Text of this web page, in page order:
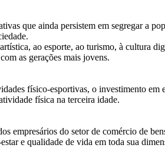
que ainda persistem em segregar a
ao esporte, ao turismo, à cultura
as gerações mais jovens.
físico-esportivas, o investimento em
física na terceira idade.
empresários do setor de comércio de
e qualidade de vida em toda sua